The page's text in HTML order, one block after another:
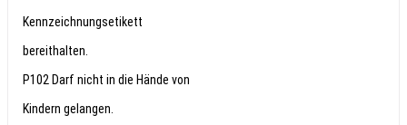
Kennzeichnungsetikett
bereithalten.
P102 Darf nicht in die Hände von
Kindern gelangen.